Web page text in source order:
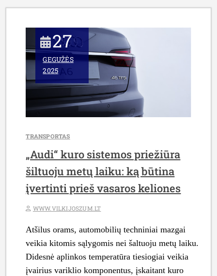
AUTOMOBILIŲ
DALIS
INTERNETU:
IŠSAMUS
VADOVAS
PRADEDANTIESIEMS
IR
PATYRUSIEMS
27
GEGUŽĖS
2025
TRANSPORTAS
„Audi“ kuro sistemos priežiūra
šiltuoju metų laiku: ką būtina
įvertinti prieš vasaros keliones
WWW.VILKIJOSZUM.LT
Atšilus orams, automobilių techniniai mazgai
veikia kitomis sąlygomis nei šaltuoju metų laiku.
Didesnė aplinkos temperatūra tiesiogiai veikia
įvairius variklio komponentus, įskaitant kuro